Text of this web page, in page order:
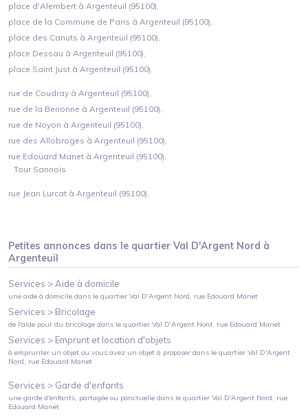
place d'Alembert à Argenteuil (95100),
place de la Commune de Paris à Argenteuil (95100),
place des Canuts à Argenteuil (95100),
place Dessau à Argenteuil (95100),
place Saint Just à Argenteuil (95100),
rue de Coudray à Argenteuil (95100),
rue de la Berionne à Argenteuil (95100),
rue de Noyon à Argenteuil (95100),
rue des Allobroges à Argenteuil (95100),
rue Edouard Manet à Argenteuil (95100),
Tour Sannois
rue Jean Lurcat à Argenteuil (95100),
Petites annonces dans le quartierVal D'Argent Nord à
Argenteuil
Services >Aide à domicile
une aide à domicile dans le quartierVal D'Argent Nord, rue Edouard Manet
Services > Bricolage
de l'aide pour du bricolage dans le quartierVal D'Argent Nord, rue Edouard Manet
Services > Emprunt et location d'objets
à emprunter un objet ou vous avez un objet à proposer dans le quartierVal D'Argent
Nord, rue Edouard Manet
Services > Garde d'enfants
une garde d'enfants, partagée ou ponctuelle dans le quartierVal D'Argent Nord, rue
Edouard Manet